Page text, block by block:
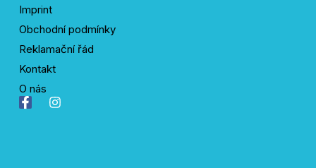
F
a
I
Imprint
Obchodní podmínky
Reklamační řád
Kontakt
O nás